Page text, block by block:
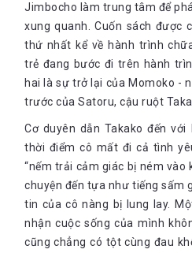
Jimbocho làm trung tâm để
xung quanh. Cuốn sách được
thứ nhất kể về hành trình
trẻ đang bước đi trên hành
hai là sự trở lại của Momoko -
trước của Satoru, cậu ruột
Cơ duyên dẫn Takako đến
thời điểm cô mất đi cả tình
“nếm trải cảm giác bị ném vào
chuyện đến tựa như tiếng sấm
tin của cô nàng bị lung lay.
nhận cuộc sống của mình
cũng chẳng có tột cùng đau